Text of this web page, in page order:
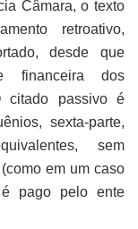
Câmara, o texto
retroativo,
desde que
financeira dos
citado passivo é
sexta-parte,
sem
em um caso
pago pelo ente